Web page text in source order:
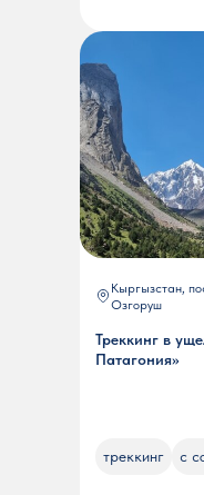
Кыргызстан,
Озгоруш
Треккинг в
Патагония»
треккинг с